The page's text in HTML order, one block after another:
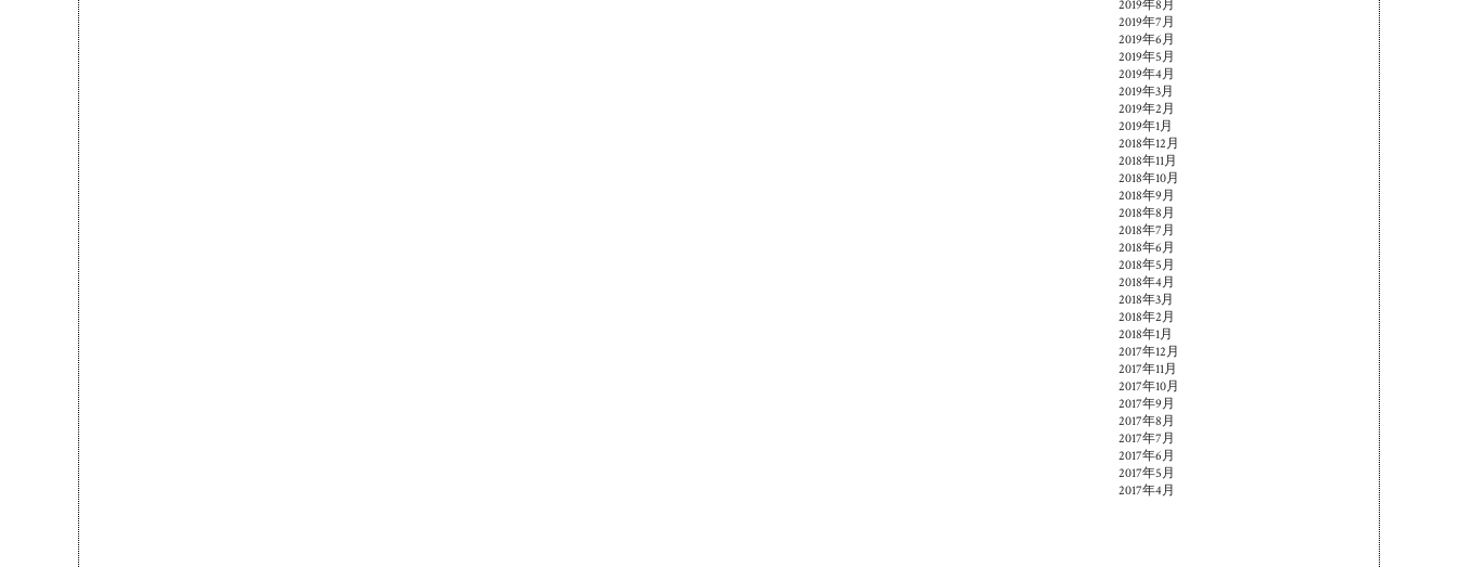
2019年8月
2019年7月
2019年6月
2019年5月
2019年4月
2019年3月
2019年2月
2019年1月
2018年12月
2018年11月
2018年10月
2018年9月
2018年8月
2018年7月
2018年6月
2018年5月
2018年4月
2018年3月
2018年2月
2018年1月
2017年12月
2017年11月
2017年10月
2017年9月
2017年8月
2017年7月
2017年6月
2017年5月
2017年4月